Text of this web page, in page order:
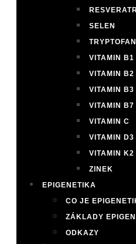
SELEN
VITAMIN B1
VITAMIN B2
VITAMIN B3
VITAMIN B7
VITAMIN C
VITAMIN D3
VITAMIN K2
ZINEK
EPIGENETIKA
CO JE
ZÁKLADY
ODKAZY